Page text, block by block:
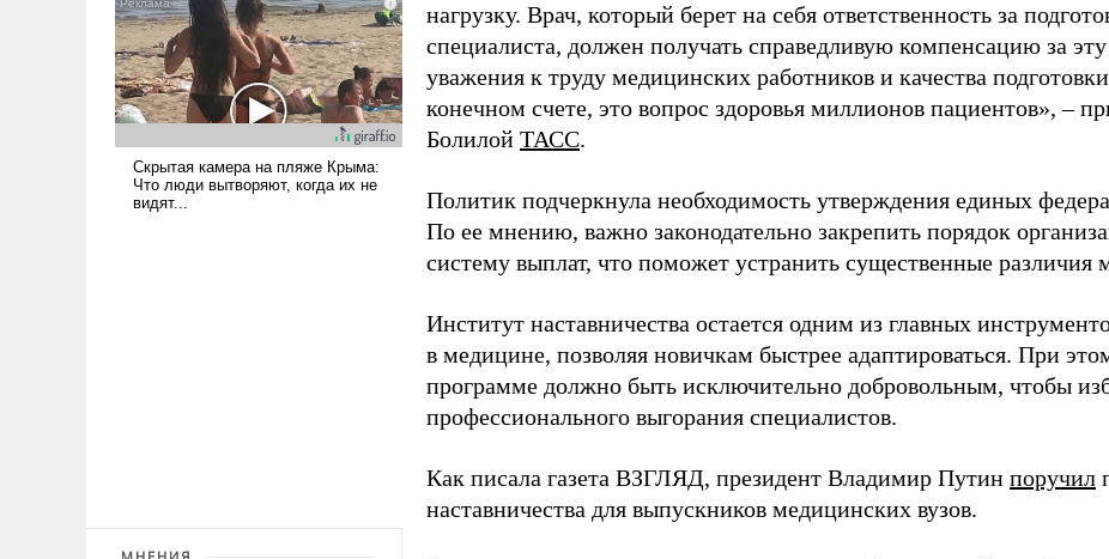
нагрузку. Врач, который берет на себя ответственность за
специалиста, должен получать справедливую компенсацию за
уважения к труду медицинских работников и качества
конечном счете, это вопрос здоровья миллионов пациентов», –
Болилой ТАСС.
Политик подчеркнула необходимость утверждения единых
По ее мнению, важно законодательно закрепить порядок
систему выплат, что поможет устранить существенные различия
Институт наставничества остается одним из главных
в медицине, позволяя новичкам быстрее адаптироваться. При
программе должно быть исключительно добровольным, чтобы
профессионального выгорания специалистов.
Как писала газета ВЗГЛЯД, президент Владимир Путин поручил
наставничества для выпускников медицинских вузов.